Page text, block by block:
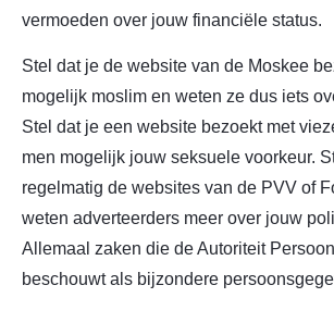
vermoeden over jouw financiële status.
Stel dat je de website van de Moskee
mogelijk moslim en weten ze dus iets
Stel dat je een website bezoekt met
men mogelijk jouw seksuele voorkeur.
regelmatig de websites van de PVV of
weten adverteerders meer over jouw
Allemaal zaken die de Autoriteit
beschouwt als bijzondere